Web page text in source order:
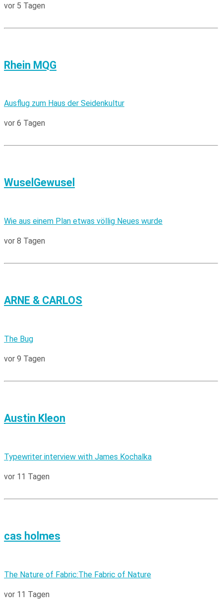
vor 5 Tagen
Rhein MQG
Ausflug zum Haus der Seidenkultur
vor 6 Tagen
WuselGewusel
Wie aus einem Plan etwas völlig Neues wurde
vor 8 Tagen
ARNE & CARLOS
The Bug
vor 9 Tagen
Austin Kleon
Typewriter interview with James Kochalka
vor 11 Tagen
cas holmes
The Nature of Fabric:The Fabric of Nature
vor 11 Tagen